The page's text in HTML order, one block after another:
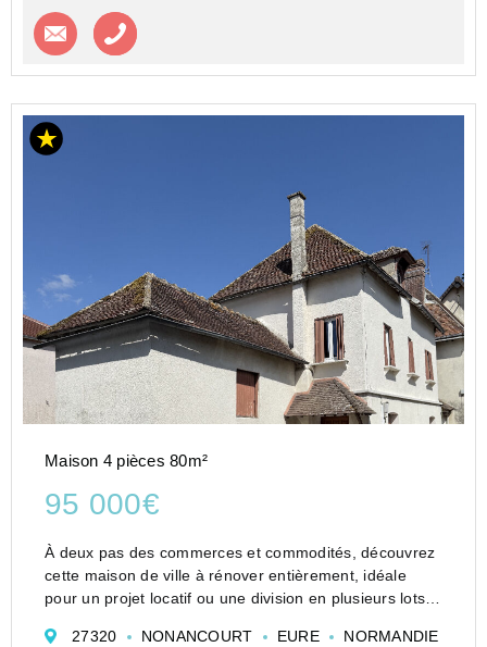
Contacter l'agence
Maison 4 pièces 80m²
95 000€
À deux pas des commerces et commodités, découvrez
cette maison de ville à rénover entièrement, idéale
pour un projet locatif ou une division en plusieurs lots !
27320 NONANCOURT EURE NORMANDIE